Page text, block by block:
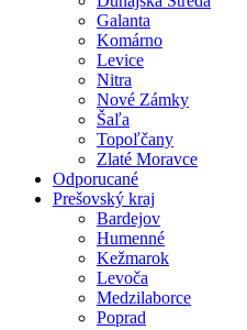
Galanta
Komárno
Levice
Nitra
Nové Zámky
Šaľa
Topoľčany
Zlaté Moravce
Odporucané
Prešovský kraj
Bardejov
Humenné
Kežmarok
Levoča
Medzilaborce
Poprad